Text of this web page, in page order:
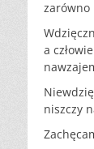
zarówno
a
niszczy